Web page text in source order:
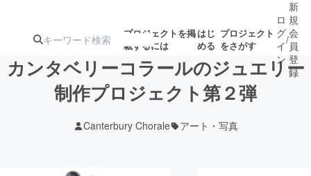
プロジェクトを掲
載するには
はじ
める
プロジェクト
をさがす
ターン
ジェクト
募集終了が近いプ
ロジェクト
ロ
グ
イ
ン
/
新
規
会
員
登
録
カンタベリーコラールのジュエリー
制作プロジェクト第２弾
Canterbury Chorale アート・写真